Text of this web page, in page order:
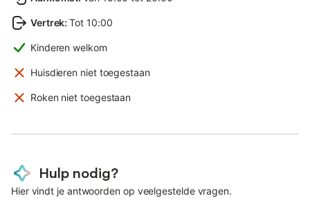
Vertrek: Tot 10:00
Kinderen welkom
Huisdieren niet toegestaan
Roken niet toegestaan
Hulp nodig?
Hier vindt je antwoorden op veelgestelde vragen.